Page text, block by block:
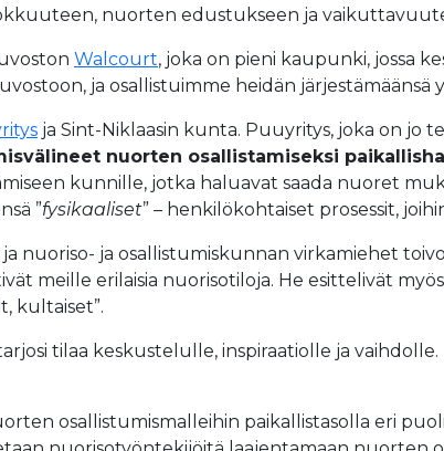
nuorten edustukseen ja
Walcourt, joka on pieni kaupunki, jossa
ja osallistuimme heidän järjestämäänsä
ja Sint-Niklaasin kunta. Puuyritys, joka on jo
nuorten osallistamiseksi
kunnille, jotka haluavat saada nuoret
”fysikaaliset” – henkilökohtaiset prosessit,
nuoriso- ja osallistumiskunnan virkamiehet
meille erilaisia nuorisotiloja. He esittelivät
kultaiset”.
tilaa keskustelulle, inspiraatiolle ja
osallistumismalleihin paikallistasolla eri